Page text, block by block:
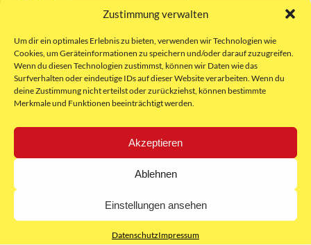
Zustimmung verwalten
Um dir ein optimales Erlebnis zu bieten, verwenden wir Technologien wie
Cookies, um Geräteinformationen zu speichern und/oder darauf zuzugreifen.
Wenn du diesen Technologien zustimmst, können wir Daten wie das
Surfverhalten oder eindeutige IDs auf dieser Website verarbeiten. Wenn du
deine Zustimmung nicht erteilst oder zurückziehst, können bestimmte
Merkmale und Funktionen beeinträchtigt werden.
Akzeptieren
Ablehnen
Einstellungen ansehen
DatenschutzImpressum
Sie erreichen uns unter:
kontakt@freielokale-graz.at
Website by Rubikon Werbeagentur
GmbH
Über uns
Impressum
AGB
Datenschutz
E-Mail